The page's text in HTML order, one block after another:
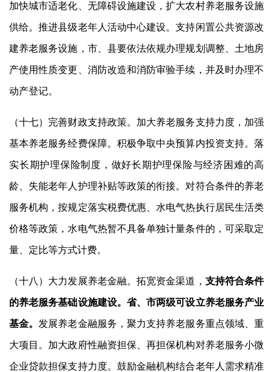
加快城市适老化、无障碍设施建设，扩大农村养老服务设施
供给。推进县级老年人活动中心建设。支持闲置公共资源改
建养老服务设施，市、县要依法依规办理规划调整、土地房
产使用性质变更、消防改造和消防审验手续，并及时办理不
动产登记。
（十七）完善财政支持政策。加大养老服务支持力度，加强
基本养老服务经费保障。积极争取中央预算内投资支持。落
实长期护理保险制度，做好长期护理保险与经济困难的高
龄、失能老年人护理补贴等政策的衔接。对符合条件的养老
服务机构，按规定落实税费优惠、水电气热执行居民生活类
价格等政策，水电气热暂不具备单独计量条件的，可采取定
量、定比等方式计费。
（十八）大力发展养老金融。拓宽资金渠道， 支持符合条件
的养老服务基础设施建设。省、市两级可设立养老服务产业
基金。 发展养老金融服务，聚力支持养老服务重点领域、重
大项目。加大政府性融资担保、再担保机构对养老服务小微
企业贷款担保支持力度。鼓励金融机构结合老年人需求精准